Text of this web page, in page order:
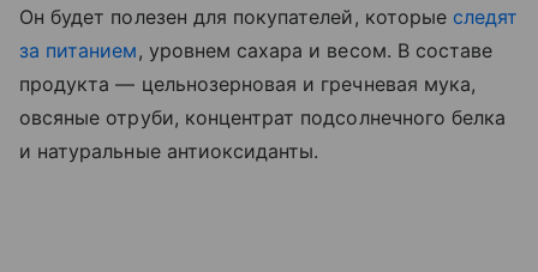
Он будет полезен для покупателей, которые следят
за питанием , уровнем сахара и весом. В составе
продукта — цельнозерновая и гречневая мука,
овсяные отруби, концентрат подсолнечного белка
и натуральные антиоксиданты.